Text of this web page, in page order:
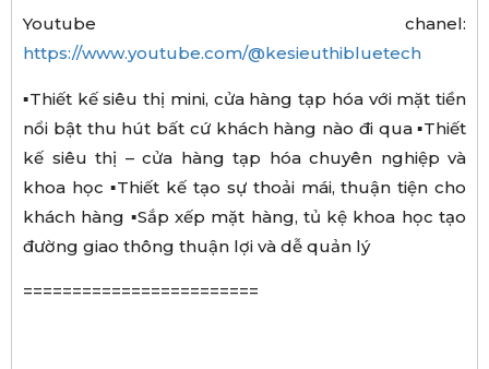
Youtube chanel:
https://www.youtube.com/@kesieuthibluetech
▪️Thiết kế siêu thị mini, cửa hàng tạp hóa với mặt tiền
nổi bật thu hút bất cứ khách hàng nào đi qua ▪️Thiết
kế siêu thị – cửa hàng tạp hóa chuyên nghiệp và
khoa học ▪️Thiết kế tạo sự thoải mái, thuận tiện cho
khách hàng ▪️Sắp xếp mặt hàng, tủ kệ khoa học tạo
đường giao thông thuận lợi và dễ quản lý
========================